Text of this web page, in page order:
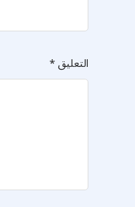
التعليق*